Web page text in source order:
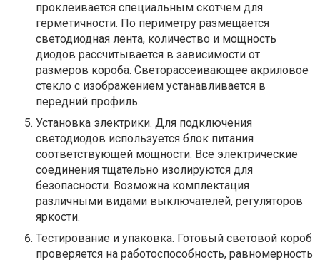
проклеивается специальным скотчем для
герметичности. По периметру размещается
светодиодная лента, количество и мощность
диодов рассчитывается в зависимости от
размеров короба. Светорассеивающее акриловое
стекло с изображением устанавливается в
передний профиль.
Установка электрики. Для подключения
светодиодов используется блок питания
соответствующей мощности. Все электрические
соединения тщательно изолируются для
безопасности. Возможна комплектация
различными видами выключателей, регуляторов
яркости.
Тестирование и упаковка. Готовый световой короб
проверяется на работоспособность, равномерность